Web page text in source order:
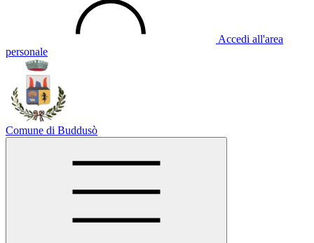
Accedi all'area
personale
Comune di Buddusò